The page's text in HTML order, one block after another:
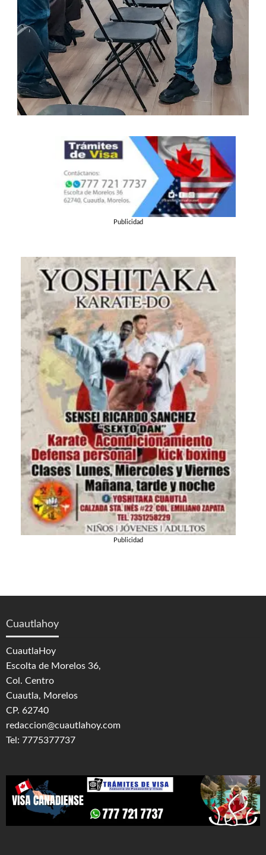
Publicidad
Publicidad
Cuautlahoy
CuautlaHoy
Escolta de Morelos 36,
Col. Centro
Cuautla, Morelos
CP. 62740
redaccion@cuautlahoy.com
Tel: 7775377737